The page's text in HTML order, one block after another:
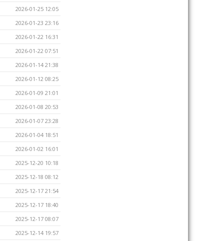
2026-01-25 12:05
2026-01-23 23:16
2026-01-22 16:31
2026-01-22 07:51
2026-01-14 21:38
2026-01-12 08:25
2026-01-09 21:01
2026-01-08 20:53
2026-01-07 23:28
2026-01-04 18:51
2026-01-02 16:01
2025-12-20 10:18
2025-12-18 08:12
2025-12-17 21:54
2025-12-17 18:40
2025-12-17 08:07
2025-12-14 19:57